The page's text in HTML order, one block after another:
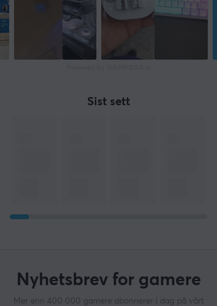
Sist sett
Nyhetsbrev for gamere
Mer enn 400 000 gamere abonnerer i dag på vårt